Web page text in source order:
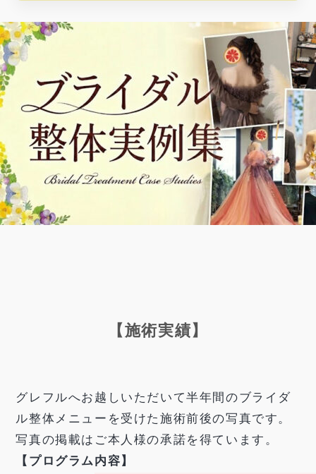
【施術実績】
グレフルへお越しいただいて半年間のブライダ
ル整体メニューを受けた施術前後の写真です。
写真の掲載はご本人様の承諾を得ています。
【プログラム内容】